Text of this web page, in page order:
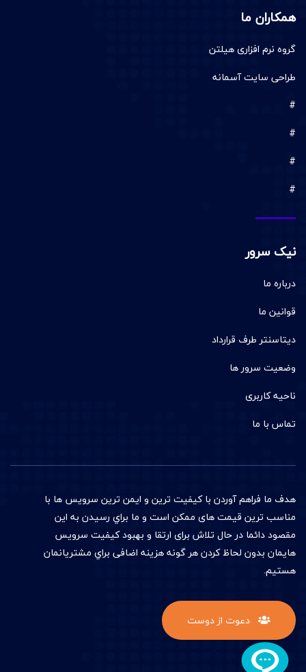
همکاران ما
گروه نرم افزاری هیلتن
طراحی سایت آسمانه
#
#
#
#
نیک سرور
درباره ما
قوانین ما
دیتاسنتر طرف قرارداد
وضعیت سرور ها
ناحیه کاربری
تماس با ما
هدف ما فراهم آوردن با کيفيت ترين و ایمن ترین سرويس ها با
مناسب ترين قيمت های ممکن است و ما براي رسیدن به اين
مقصود دائما در حال تلاش برای ارتقا و بهبود کيفيت سرويس
هايمان بدون لحاظ کردن هر گونه هزینه اضافی براي مشتريانمان
هستيم.
دعوت از دوست